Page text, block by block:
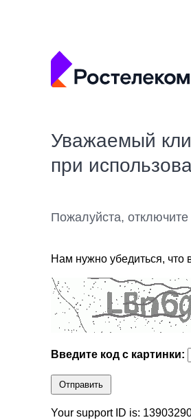
Уважаемый
при
Пожалуйста,
Нам нужно убедиться, что
Введите код с картинки:
Отправить
Your support ID is: